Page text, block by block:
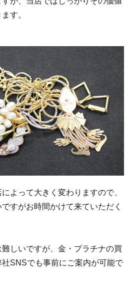
す。
よって大きく変わりますので、
すがお時間かけて来ていただく
しいですが、金・プラチナの買
SNSでも事前にご案内が可能で